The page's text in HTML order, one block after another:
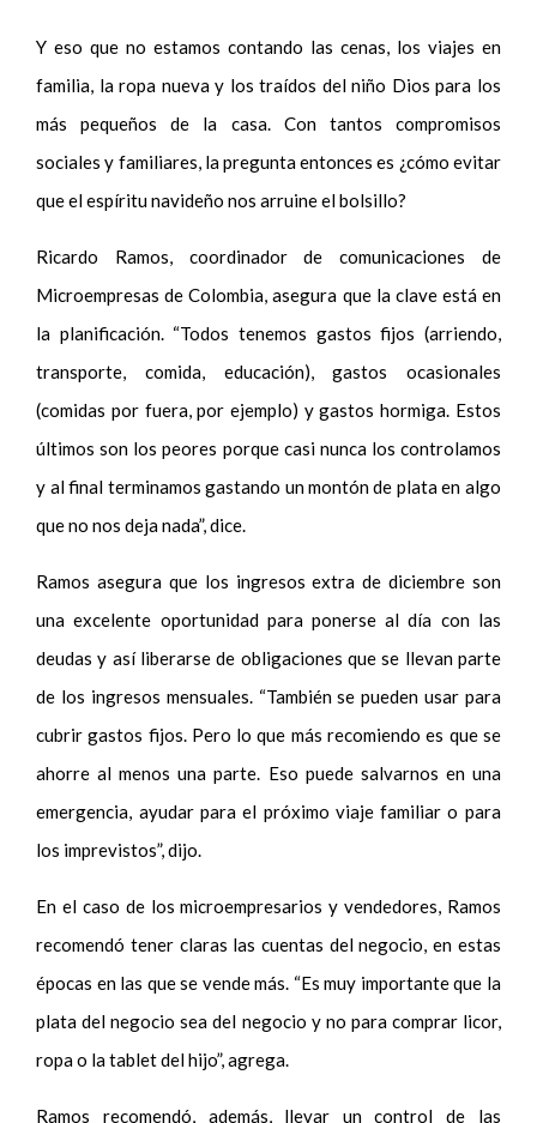
Y eso que no estamos contando las cenas, los viajes en
familia, la ropa nueva y los traídos del niño Dios para los
más pequeños de la casa. Con tantos compromisos
sociales y familiares, la pregunta entonces es ¿cómo evitar
que el espíritu navideño nos arruine el bolsillo?
Ricardo Ramos, coordinador de comunicaciones de
Microempresas de Colombia, asegura que la clave está en
la planificación. “Todos tenemos gastos fijos (arriendo,
transporte, comida, educación), gastos ocasionales
(comidas por fuera, por ejemplo) y gastos hormiga. Estos
últimos son los peores porque casi nunca los controlamos
y al final terminamos gastando un montón de plata en algo
que no nos deja nada”, dice.
Ramos asegura que los ingresos extra de diciembre son
una excelente oportunidad para ponerse al día con las
deudas y así liberarse de obligaciones que se llevan parte
de los ingresos mensuales. “También se pueden usar para
cubrir gastos fijos. Pero lo que más recomiendo es que se
ahorre al menos una parte. Eso puede salvarnos en una
emergencia, ayudar para el próximo viaje familiar o para
los imprevistos”, dijo.
En el caso de los microempresarios y vendedores, Ramos
recomendó tener claras las cuentas del negocio, en estas
épocas en las que se vende más. “Es muy importante que la
plata del negocio sea del negocio y no para comprar licor,
ropa o la tablet del hijo”, agrega.
Ramos recomendó, además, llevar un control de las